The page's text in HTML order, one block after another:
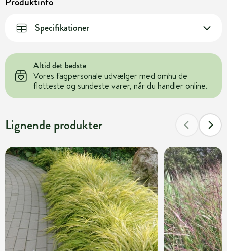
Specifikationer
Altid det bedste
Vores fagpersonale udvælger med omhu de
flotteste og sundeste varer, når du handler online.
Lignende produkter